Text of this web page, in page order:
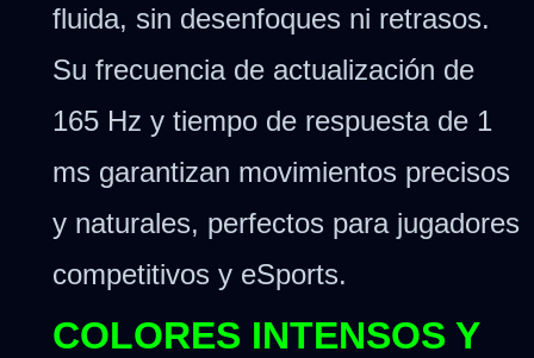
fluida, sin desenfoques ni retrasos.
Su frecuencia de actualización de
165 Hz y tiempo de respuesta de 1
ms garantizan movimientos precisos
y naturales, perfectos para jugadores
competitivos y eSports.
COLORES INTENSOS Y